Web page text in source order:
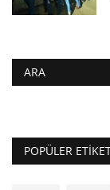
ARA
POPÜLER